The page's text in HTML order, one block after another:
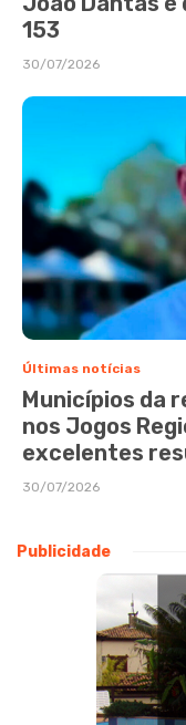
153
30/07/2026
Últimas notícias
Municípios da
nos Jogos
excelentes
30/07/2026
Publicidade